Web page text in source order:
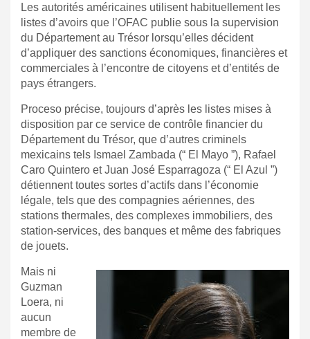
Les autorités américaines utilisent habituellement les
listes d’avoirs que l’OFAC publie sous la supervision
du Département au Trésor lorsqu’elles décident
d’appliquer des sanctions économiques, financières et
commerciales à l’encontre de citoyens et d’entités de
pays étrangers.
Proceso précise, toujours d’après les listes mises à
disposition par ce service de contrôle financier du
Département du Trésor, que d’autres criminels
mexicains tels Ismael Zambada (“ El Mayo ”), Rafael
Caro Quintero et Juan José Esparragoza (“ El Azul ”)
détiennent toutes sortes d’actifs dans l’économie
légale, tels que des compagnies aériennes, des
stations thermales, des complexes immobiliers, des
station-services, des banques et même des fabriques
de jouets.
Mais ni
Guzman
Loera, ni
aucun
membre de